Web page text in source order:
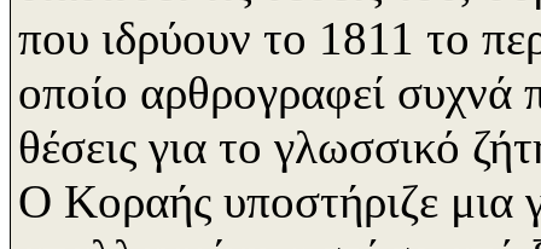
που ιδρύουν το 1811 το
οποίο αρθρογραφεί συχνά
θέσεις για το γλωσσικό
Ο Κοραής υποστήριζε μια